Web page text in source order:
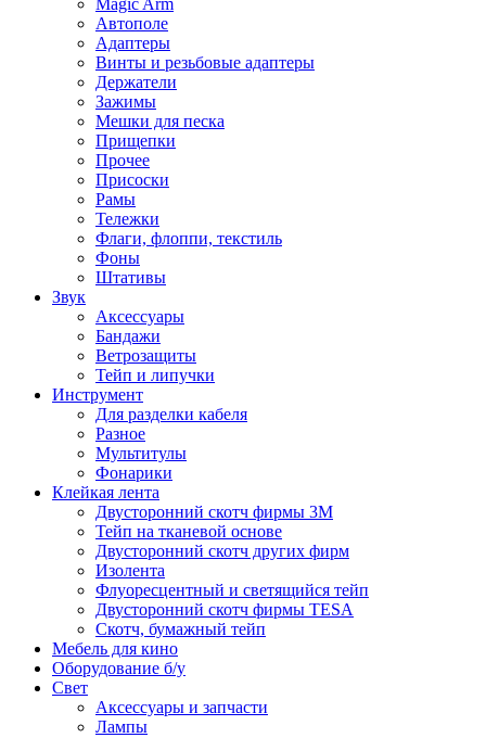
Magic Arm
Автополе
Адаптеры
Винты и резьбовые адаптеры
Держатели
Зажимы
Мешки для песка
Прищепки
Прочее
Присоски
Рамы
Тележки
Флаги, флоппи, текстиль
Фоны
Штативы
Звук
Аксессуары
Бандажи
Ветрозащиты
Тейп и липучки
Инструмент
Для разделки кабеля
Разное
Мультитулы
Фонарики
Клейкая лента
Двусторонний скотч фирмы 3M
Тейп на тканевой основе
Двусторонний скотч других фирм
Изолента
Флуоресцентный и светящийся тейп
Двусторонний скотч фирмы TESA
Скотч, бумажный тейп
Мебель для кино
Оборудование б/у
Свет
Аксессуары и запчасти
Лампы